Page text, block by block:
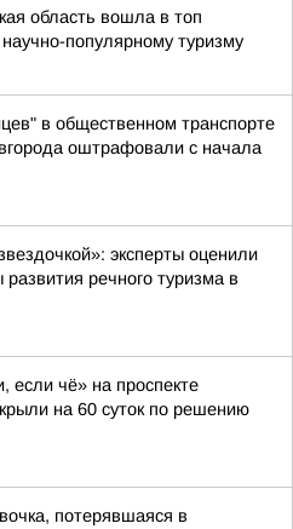
область вошла в топ
популярному туризму
в общественном транспорте
оштрафовали с начала
эксперты оценили
развития речного туризма в
если чё» на проспекте
на 60 суток по решению
потерявшаяся в